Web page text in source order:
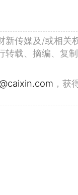
新传媒及/或相关
转载、摘编、复
，获